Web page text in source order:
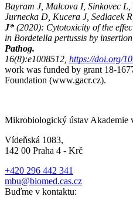
Bayram J, Malcova I, Sinkovec
Jurnecka D, Kucera J, Sedlacek
J* (2020): Cytotoxicity of the
in Bordetella pertussis by
Pathog.
16(8):e1008512, https://doi.org/
work was funded by grant 18-
Foundation (www.gacr.cz).
Mikrobiologický ústav Akademie
Vídeňská 1083,
142 00 Praha 4 - Krč
+420 296 442 341
mbu@biomed.cas.cz
Buďme v kontaktu: